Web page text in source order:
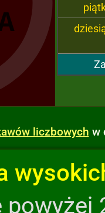
liczbowych w
powyżej